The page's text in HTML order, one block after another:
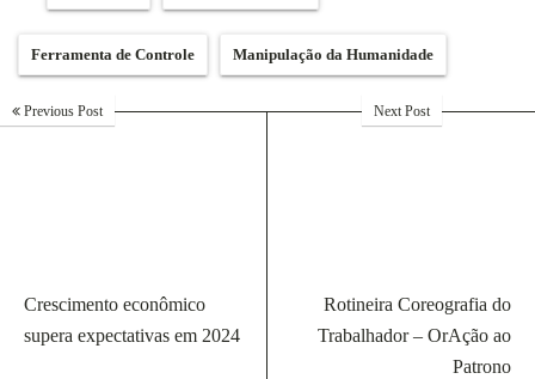
Ferramenta de Controle Manipulação da Humanidade
Previous Post
Crescimento econômico
supera expectativas em 2024
Next Post
Rotineira Coreografia do
Trabalhador – OrAção ao
Patrono